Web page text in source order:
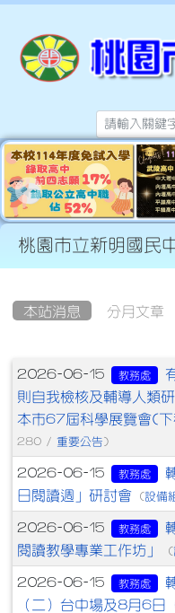
桃園市立新明國民
本站消息 分月文章
文章列表
2026-06-15 教務處
則自我檢核及輔導人類
本市67屆科學展覽會(
280 / 重要公告 )
2026-06-15 教務處
日閱讀週」研討會
(設備
2026-06-15 教務處
閱讀教學專業工作坊」
(
2026-06-15 教務處
（二）台中場及8月6日